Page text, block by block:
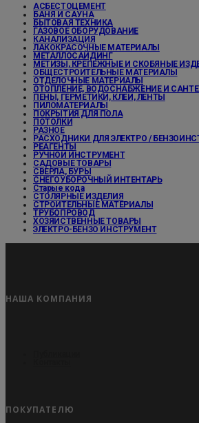
АСБЕСТОЦЕМЕНТ
БАНЯ И САУНА
БЫТОВАЯ ТЕХНИКА
ГАЗОВОЕ ОБОРУДОВАНИЕ
КАНАЛИЗАЦИЯ
ЛАКОКРАСОЧНЫЕ МАТЕРИАЛЫ
МЕТАЛЛОСАЙДИНГ
МЕТИЗЫ, КРЕПЕЖНЫЕ И СКОБЯНЫЕ
ОБЩЕСТРОИТЕЛЬНЫЕ МАТЕРИАЛЫ
ОТДЕЛОЧНЫЕ МАТЕРИАЛЫ
ОТОПЛЕНИЕ, ВОДОСНАБЖЕНИЕ И
ПЕНЫ, ГЕРМЕТИКИ, КЛЕИ, ЛЕНТЫ
ПИЛОМАТЕРИАЛЫ
ПОКРЫТИЯ ДЛЯ ПОЛА
ПОТОЛКИ
РАЗНОЕ
РАСХОДНИКИ ДЛЯ ЭЛЕКТРО /
РЕАГЕНТЫ
РУЧНОЙ ИНСТРУМЕНТ
САДОВЫЕ ТОВАРЫ
СВЕРЛА, БУРЫ
СНЕГОУБОРОЧНЫЙ ИНТЕНТАРЬ
Старые кода
СТОЛЯРНЫЕ ИЗДЕЛИЯ
СТРОИТЕЛЬНЫЕ МАТЕРИАЛЫ
ТРУБОПРОВОД
ХОЗЯЙСТВЕННЫЕ ТОВАРЫ
ЭЛЕКТРО-БЕНЗО ИНСТРУМЕНТ
НАША КОМПАНИЯ
ПОКУПАТЕЛЮ